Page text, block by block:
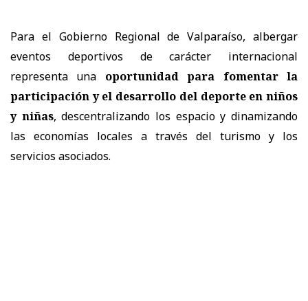
Para el Gobierno Regional de Valparaíso, albergar
eventos deportivos de carácter internacional
representa una
oportunidad para fomentar la
participación y el desarrollo del deporte en niños
y niñas, descentralizando los espacio y dinamizando
las economías locales a través del turismo y los
servicios asociados.